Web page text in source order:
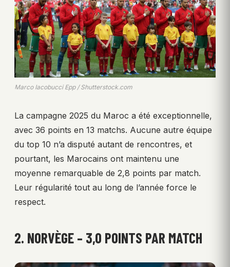
Marco Iacobucci Epp / Shutterstock.com
La campagne 2025 du Maroc a été exceptionnelle,
avec 36 points en 13 matchs. Aucune autre équipe
du top 10 n’a disputé autant de rencontres, et
pourtant, les Marocains ont maintenu une
moyenne remarquable de 2,8 points par match.
Leur régularité tout au long de l’année force le
respect.
2. NORVÈGE – 3,0 POINTS PAR MATCH